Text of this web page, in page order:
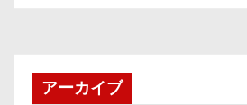
ペ
アーカイブ